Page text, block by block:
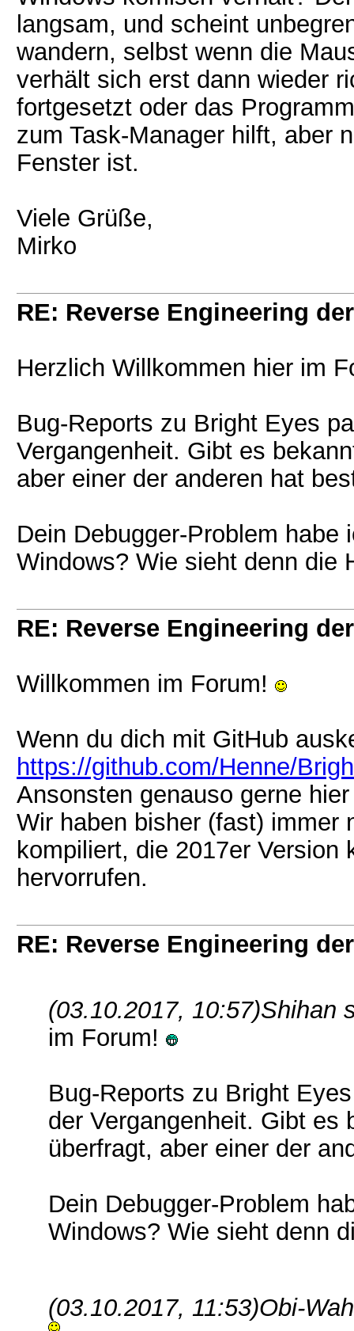
langsam, und scheint
wandern, selbst wenn die
verhält sich erst dann wieder
fortgesetzt oder das
zum Task-Manager hilft, aber
Fenster ist.
Viele Grüße,
Mirko
RE: Reverse Engineering
Herzlich Willkommen hier im
Bug-Reports zu Bright Eyes
Vergangenheit. Gibt es
aber einer der anderen hat
Dein Debugger-Problem habe
Windows? Wie sieht denn die
RE: Reverse Engineering
Willkommen im Forum!
Wenn du dich mit GitHub
https://github.com/Henne/
Ansonsten genauso gerne
Wir haben bisher (fast) immer
kompiliert, die 2017er Version
hervorrufen.
RE: Reverse Engineering
(03.10.2017, 10:57)Shihan
im Forum!
Bug-Reports zu Bright
der Vergangenheit. Gibt es
überfragt, aber einer der
Dein Debugger-Problem
Windows? Wie sieht denn
(03.10.2017, 11:53)Obi-